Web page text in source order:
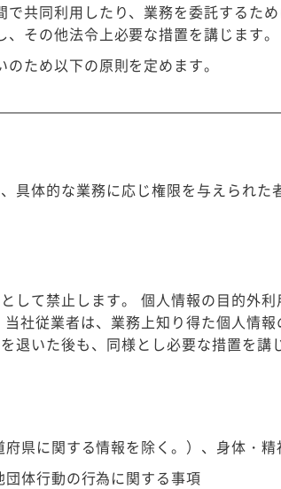
で共同利用したり、業務を委託するた
その他法令上必要な措置を講じます。
ため以下の原則を定めます。
具体的な業務に応じ権限を与えられ
して禁止します。 個人情報の目的外
社従業者は、業務上知り得た個人情
退いた後も、同様とし必要な措置を
県に関する情報を除く。）、身体・
体行動の行為に関する事項